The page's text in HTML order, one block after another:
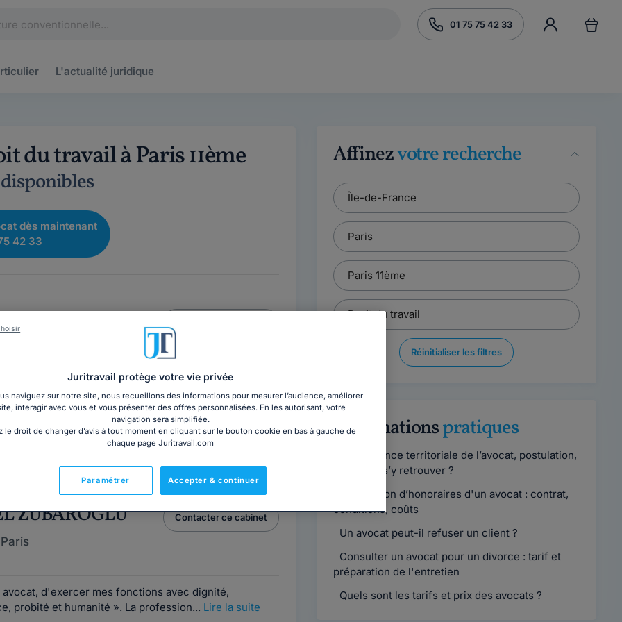
01 75 75 42 33
L'actualité juridique
du travail à Paris 11ème
dès maintenant
42 33
DE
travail, Me Alvarez de Selding vous accueille au 11
arrondissement de Paris. Elle...
ZUBAROGLU Contacter ce cabinet
d'exercer mes fonctions avec dignité,
probité et humanité ». La profession... Lire la suite
Affinezvotre recherche
Réinitialiser les filtres
Informationspratiques
Compétence territoriale de l’avocat, postulation,
comment s’y retrouver ?
Convention d’honoraires d'un avocat : contrat,
conditions, coûts
Un avocat peut-il refuser un client ?
Consulter un avocat pour un divorce : tarif et
préparation de l'entretien
Quels sont les tarifs et prix des avocats ?
Juritravail protège votre vie privée
naviguez sur notre site, nous recueillons des informations pour mesurer l’audience, améliorer
interagir avec vous et vous présenter des offres personnalisées. En les autorisant, votre
navigation sera simplifiée.
le droit de changer d’avis à tout moment en cliquant sur le bouton cookie en bas à gauche de
chaque page Juritravail.com
Accepter & continuer
Paramétrer